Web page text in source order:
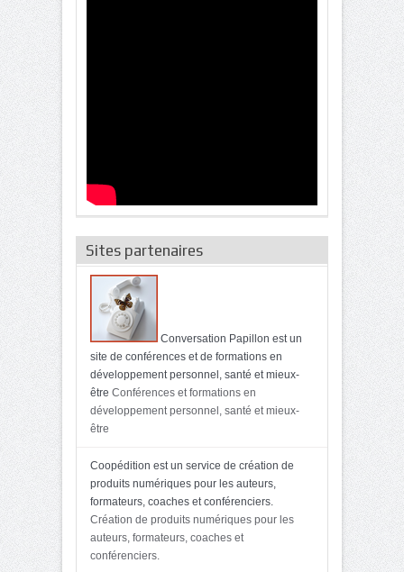
Sites partenaires
Conversation Papillon est un
site de conférences et de formations en
développement personnel, santé et mieux-
être Conférences et formations en
développement personnel, santé et mieux-
être
Coopédition est un service de création de
produits numériques pour les auteurs,
formateurs, coaches et conférenciers.
Création de produits numériques pour les
auteurs, formateurs, coaches et
conférenciers.